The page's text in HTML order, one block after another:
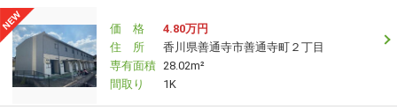
価 格
4.80万円
住 所
香川県善通寺市善通寺町２丁目
専有面積 28.02m²
間取り
1K